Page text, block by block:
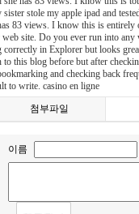
sister stole my apple ipad and
83 views. I know this is entirely
web site. Do you ever run into
correctly in Explorer but looks
to this blog before but after
and checking back
to write. casino en ligne
첨부파일
이름